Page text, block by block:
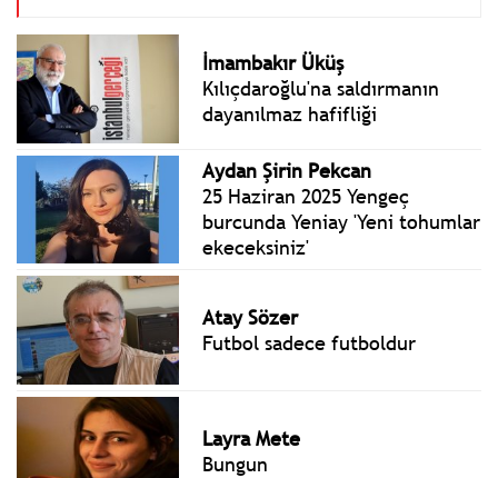
Kılıçdaroğlu'na saldırmanın
dayanılmaz hafifliği
25 Haziran 2025 Yengeç
burcunda Yeniay 'Yeni tohumlar
ekeceksiniz'
Futbol sadece futboldur
Bungun